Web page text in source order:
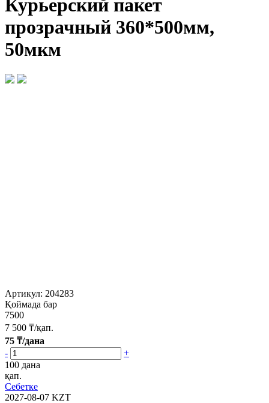
Курьерский пакет
прозрачный 360*500мм,
50мкм
Артикул: 204283
Қоймада бар
7500
7 500 ₸/қап.
75 ₸/дана
-
+
100 дана
қап.
Себетке
2027-08-07 KZT